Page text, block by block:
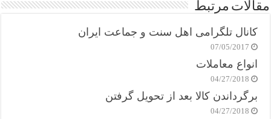
مقالات مرتبط
کانال تلگرامی اهل سنت و جماعت ایران
07/05/2017
انواع معاملات
04/27/2018
برگرداندن کالا بعد از تحویل گرفتن
04/27/2018